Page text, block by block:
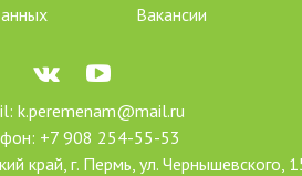
Вакансии
k.peremenam@mail.ru
+7 908 254-55-53
край, г. Пермь, ул. Чернышевского,